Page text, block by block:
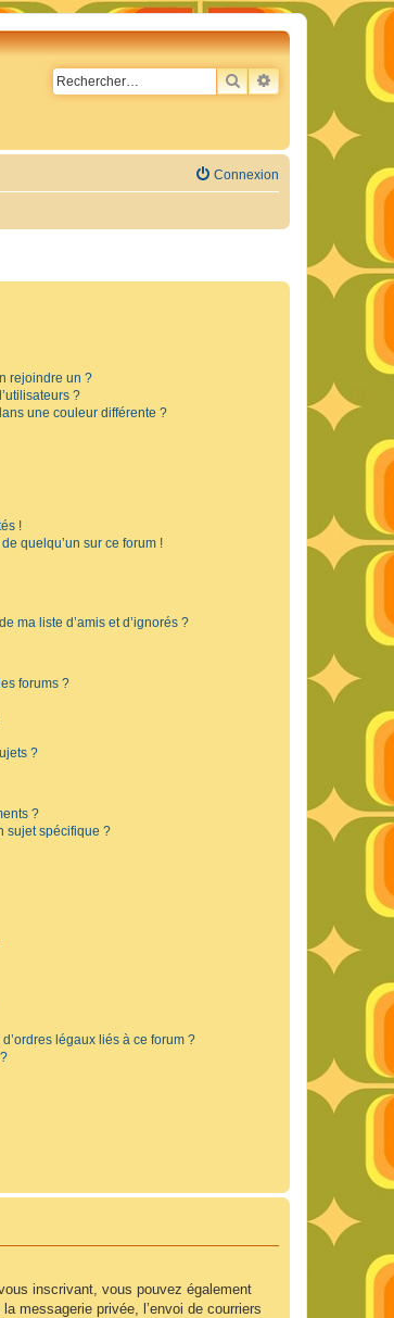
RECHERCHER
RECHERCHE
Connexion
rejoindre un ?
?
une couleur différente ?
!
quelqu’un sur ce forum !
ma liste d’amis et d’ignorés ?
forums ?
?
?
sujet spécifique ?
légaux liés à ce forum ?
inscrivant, vous pouvez également
messagerie privée, l’envoi de courriers